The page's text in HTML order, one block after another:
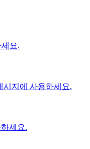
요.
시지에 사용하세요.
세요.